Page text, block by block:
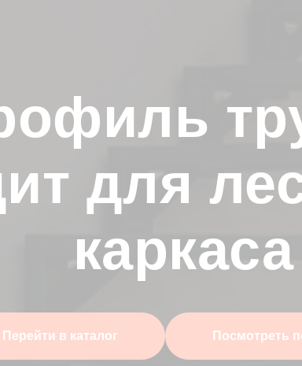
для
каркаса
Перейти в каталог Посмотреть